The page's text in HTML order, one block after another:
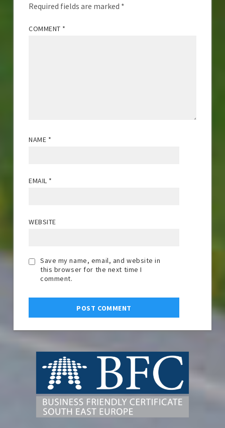
Required fields are marked *
COMMENT *
NAME *
EMAIL *
WEBSITE
Save my name, email, and website in
this browser for the next time I
comment.